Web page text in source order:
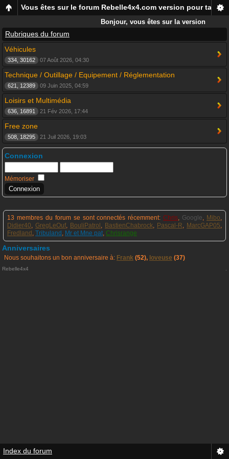
Vous êtes sur le forum Rebelle4x4.com version pour
Bonjour, vous êtes sur la version
mobile du forum Rebelle4x4,
Rubriques du forum
Véhicules
334, 30162 07 Août 2026, 04:30
Technique / Outillage / Equipement / Réglementation
621, 12389 09 Juin 2025, 04:59
Loisirs et Multimédia
636, 16891 21 Fév 2026, 17:44
Free zone
508, 18295 21 Juil 2026, 19:03
Connexion
Mémoriser
13 membres du forum se sont connectés récemment:Chris, Google, Mibo,
Didier40, GregLeOuf, BouliPatrol , BastienChabrock, Pascal-R, MarcGAP05,
Fredland , Tribuland , Mr et Mne pat, Chrisrange
Anniversaires
Nous souhaitons un bon anniversaire à: Frank (52), loveuse (37)
Rebelle4x4
Index du forum